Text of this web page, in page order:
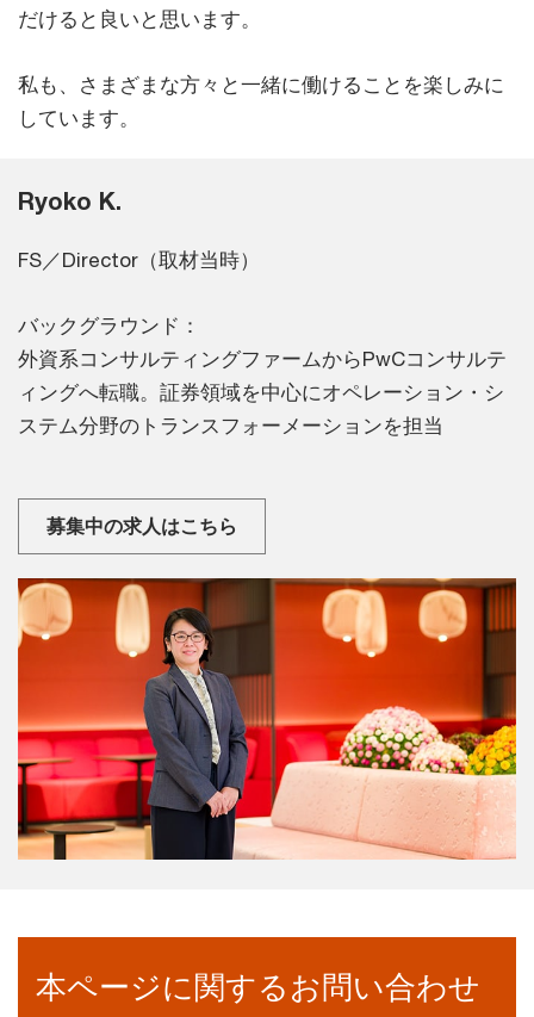
だけると良いと思います。
私も、さまざまな方々と一緒に働けることを楽しみに
しています。
Ryoko K.
FS／Director（取材当時）
バックグラウンド：
外資系コンサルティングファームからPwCコンサルテ
ィングへ転職。証券領域を中心にオペレーション・シ
ステム分野のトランスフォーメーションを担当
募集中の求人はこちら
本ページに関するお問い合わせ